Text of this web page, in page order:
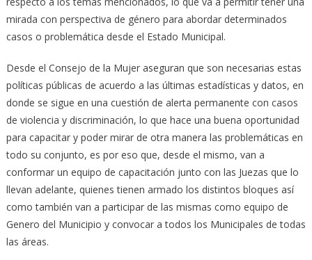
mirada con perspectiva de género para abordar determinados
casos o problemática desde el Estado Municipal.
Desde el Consejo de la Mujer aseguran que son necesarias estas
políticas públicas de acuerdo a las últimas estadísticas y datos, en
donde se sigue en una cuestión de alerta permanente con casos
de violencia y discriminación, lo que hace una buena oportunidad
para capacitar y poder mirar de otra manera las problemáticas en
todo su conjunto, es por eso que, desde el mismo, van a
conformar un equipo de capacitación junto con las Juezas que lo
llevan adelante, quienes tienen armado los distintos bloques así
como también van a participar de las mismas como equipo de
Genero del Municipio y convocar a todos los Municipales de todas
las áreas.